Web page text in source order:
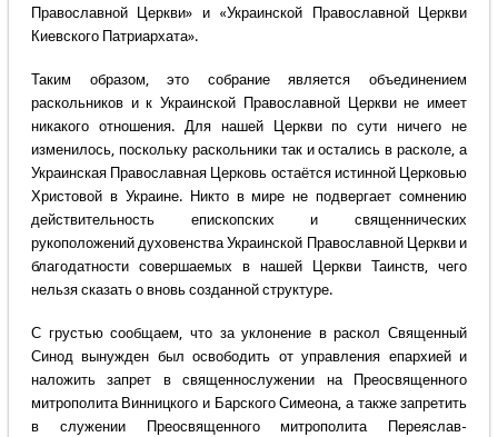
Православной Церкви» и «Украинской Православной Церкви
Киевского Патриархата».
Таким образом, это собрание является объединением
раскольников и к Украинской Православной Церкви не имеет
никакого отношения. Для нашей Церкви по сути ничего не
изменилось, поскольку раскольники так и остались в расколе, а
Украинская Православная Церковь остаётся истинной Церковью
Христовой в Украине. Никто в мире не подвергает сомнению
действительность епископских и священнических
рукоположений духовенства Украинской Православной Церкви и
благодатности совершаемых в нашей Церкви Таинств, чего
нельзя сказать о вновь созданной структуре.
С грустью сообщаем, что за уклонение в раскол Священный
Синод вынужден был освободить от управления епархией и
наложить запрет в священнослужении на Преосвященного
митрополита Винницкого и Барского Симеона, а также запретить
в служении Преосвященного митрополита Переяслав-